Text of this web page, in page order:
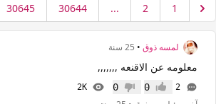
1
2
...
30644
30645
لمسه ذوق • 25 سنة
معلومه عن الاقنعه ,,,,,,,
2 إعجاب0 عدم إعجاب
0
2K